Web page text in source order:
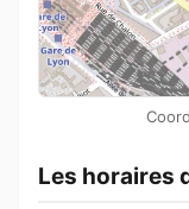
Les horaires